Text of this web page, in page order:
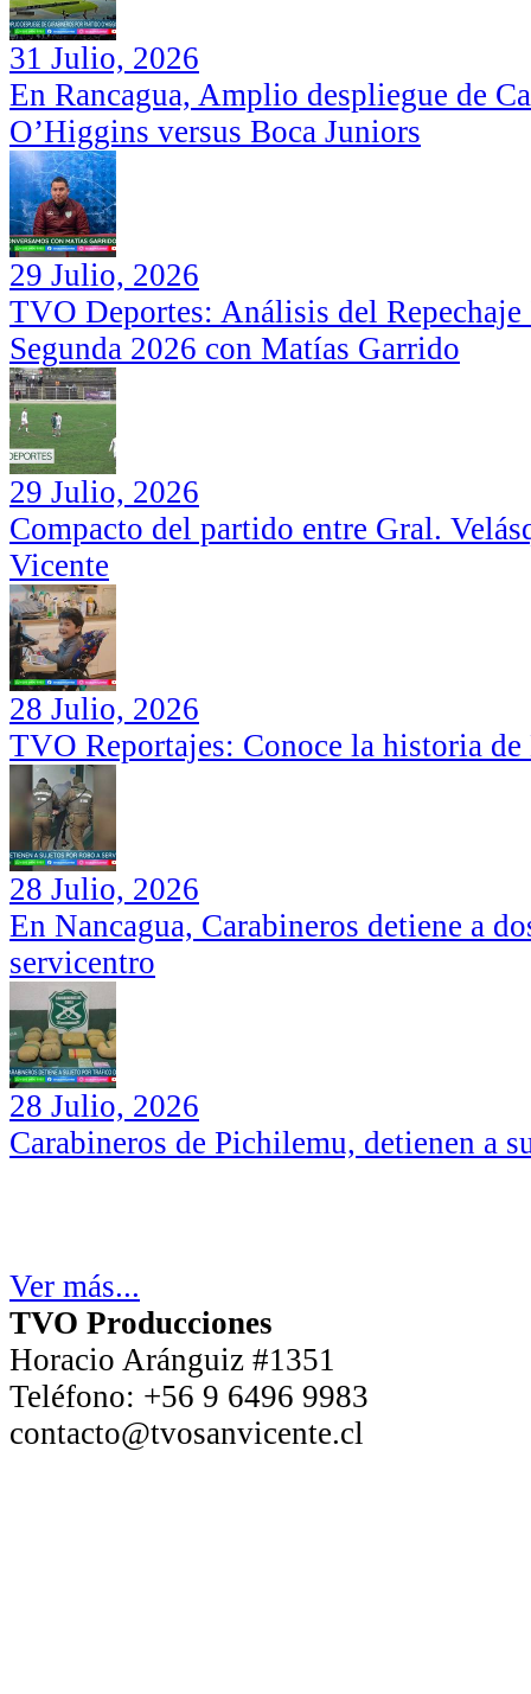
31 Julio, 2026
En Rancagua, Amplio despliegue de
O’Higgins versus Boca Juniors
29 Julio, 2026
TVO Deportes: Análisis del
Segunda 2026 con Matías Garrido
29 Julio, 2026
Compacto del partido entre Gral.
Vicente
28 Julio, 2026
TVO Reportajes: Conoce la historia
28 Julio, 2026
En Nancagua, Carabineros detiene a
servicentro
28 Julio, 2026
Carabineros de Pichilemu, detienen a
Ver más...
TVO Producciones
Horacio Aránguiz #1351
Teléfono: +56 9 6496 9983
contacto@tvosanvicente.cl